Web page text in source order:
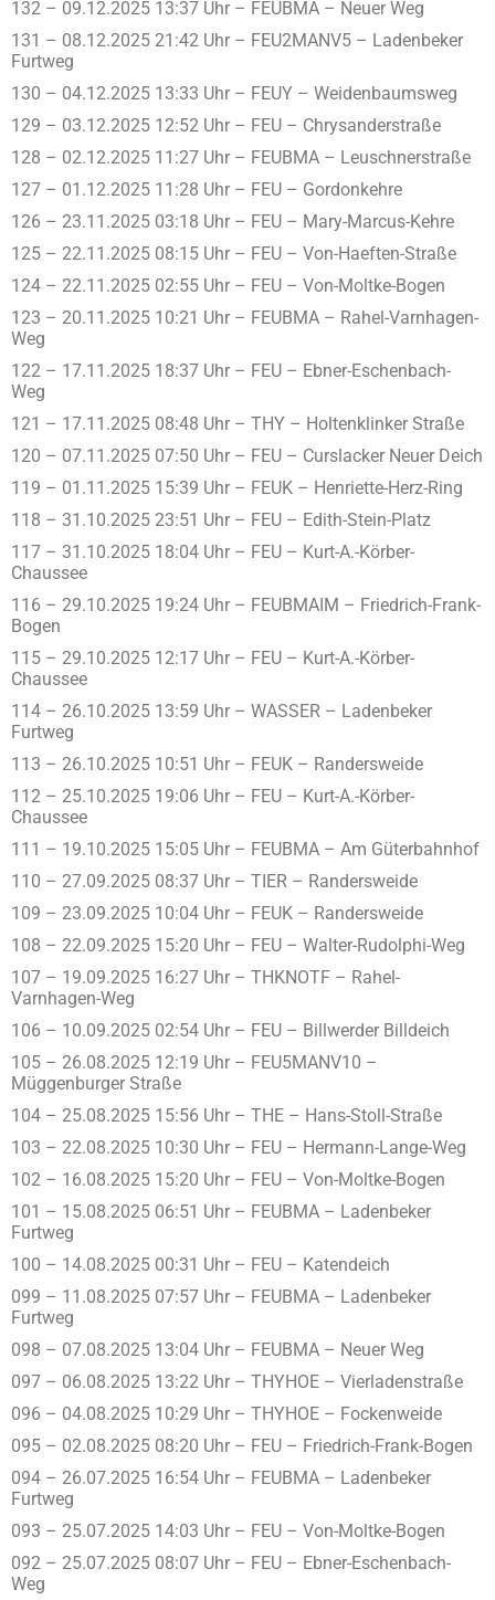
132 – 09.12.2025 13:37 Uhr – FEUBMA – Neuer Weg
131 – 08.12.2025 21:42 Uhr – FEU2MANV5 – Ladenbeker
Furtweg
130 – 04.12.2025 13:33 Uhr – FEUY – Weidenbaumsweg
129 – 03.12.2025 12:52 Uhr – FEU – Chrysanderstraße
128 – 02.12.2025 11:27 Uhr – FEUBMA – Leuschnerstraße
127 – 01.12.2025 11:28 Uhr – FEU – Gordonkehre
126 – 23.11.2025 03:18 Uhr – FEU – Mary-Marcus-Kehre
125 – 22.11.2025 08:15 Uhr – FEU – Von-Haeften-Straße
124 – 22.11.2025 02:55 Uhr – FEU – Von-Moltke-Bogen
123 – 20.11.2025 10:21 Uhr – FEUBMA – Rahel-Varnhagen-
Weg
122 – 17.11.2025 18:37 Uhr – FEU – Ebner-Eschenbach-
Weg
121 – 17.11.2025 08:48 Uhr – THY – Holtenklinker Straße
120 – 07.11.2025 07:50 Uhr – FEU – Curslacker Neuer Deich
119 – 01.11.2025 15:39 Uhr – FEUK – Henriette-Herz-Ring
118 – 31.10.2025 23:51 Uhr – FEU – Edith-Stein-Platz
117 – 31.10.2025 18:04 Uhr – FEU – Kurt-A.-Körber-
Chaussee
116 – 29.10.2025 19:24 Uhr – FEUBMAIM – Friedrich-Frank-
Bogen
115 – 29.10.2025 12:17 Uhr – FEU – Kurt-A.-Körber-
Chaussee
114 – 26.10.2025 13:59 Uhr – WASSER – Ladenbeker
Furtweg
113 – 26.10.2025 10:51 Uhr – FEUK – Randersweide
112 – 25.10.2025 19:06 Uhr – FEU – Kurt-A.-Körber-
Chaussee
111 – 19.10.2025 15:05 Uhr – FEUBMA – Am Güterbahnhof
110 – 27.09.2025 08:37 Uhr – TIER – Randersweide
109 – 23.09.2025 10:04 Uhr – FEUK – Randersweide
108 – 22.09.2025 15:20 Uhr – FEU – Walter-Rudolphi-Weg
107 – 19.09.2025 16:27 Uhr – THKNOTF – Rahel-
Varnhagen-Weg
106 – 10.09.2025 02:54 Uhr – FEU – Billwerder Billdeich
105 – 26.08.2025 12:19 Uhr – FEU5MANV10 –
Müggenburger Straße
104 – 25.08.2025 15:56 Uhr – THE – Hans-Stoll-Straße
103 – 22.08.2025 10:30 Uhr – FEU – Hermann-Lange-Weg
102 – 16.08.2025 15:20 Uhr – FEU – Von-Moltke-Bogen
101 – 15.08.2025 06:51 Uhr – FEUBMA – Ladenbeker
Furtweg
100 – 14.08.2025 00:31 Uhr – FEU – Katendeich
099 – 11.08.2025 07:57 Uhr – FEUBMA – Ladenbeker
Furtweg
098 – 07.08.2025 13:04 Uhr – FEUBMA – Neuer Weg
097 – 06.08.2025 13:22 Uhr – THYHOE – Vierladenstraße
096 – 04.08.2025 10:29 Uhr – THYHOE – Fockenweide
095 – 02.08.2025 08:20 Uhr – FEU – Friedrich-Frank-Bogen
094 – 26.07.2025 16:54 Uhr – FEUBMA – Ladenbeker
Furtweg
093 – 25.07.2025 14:03 Uhr – FEU – Von-Moltke-Bogen
092 – 25.07.2025 08:07 Uhr – FEU – Ebner-Eschenbach-
Weg